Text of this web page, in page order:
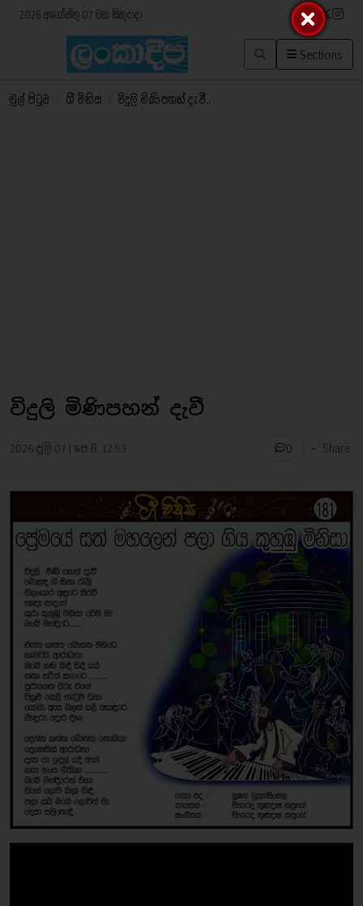
2026 අගෝස්තු 07 වන සිකුරාදා
Sections
මුල් පිටුව ගී විනිස විදුලි මිණිපහන් දැවී..
විදුලි මිණිපහන් දැවී
2026 ජූලි 07 | පෙ.ව. 12:53 0 - Share